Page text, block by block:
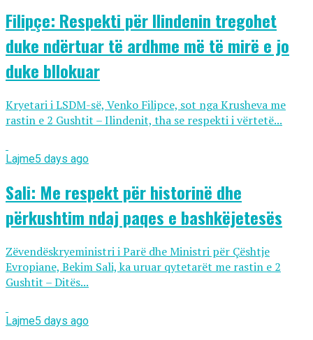
Filipçe: Respekti për Ilindenin tregohet
duke ndërtuar të ardhme më të mirë e jo
duke bllokuar
Kryetari i LSDM-së, Venko Filipce, sot nga Krusheva me
rastin e 2 Gushtit – Ilindenit, tha se respekti i vërtetë...
Lajme5 days ago
Sali: Me respekt për historinë dhe
përkushtim ndaj paqes e bashkëjetesës
Zëvendëskryeministri i Parë dhe Ministri për Çështje
Evropiane, Bekim Sali, ka uruar qytetarët me rastin e 2
Gushtit – Ditës...
Lajme5 days ago